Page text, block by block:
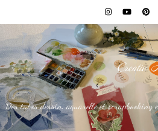
Des tutos dessin, aquarelle et scrapbooking